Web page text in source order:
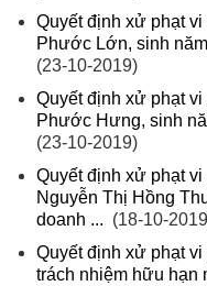
Quyết định xử phạt
Phước Lớn, sinh
(23-10-2019)
Quyết định xử phạt
Phước Hưng, sinh
(23-10-2019)
Quyết định xử phạt
Nguyễn Thị Hồng
doanh ... (18-10-
Quyết định xử phạt
trách nhiệm hữu hạn